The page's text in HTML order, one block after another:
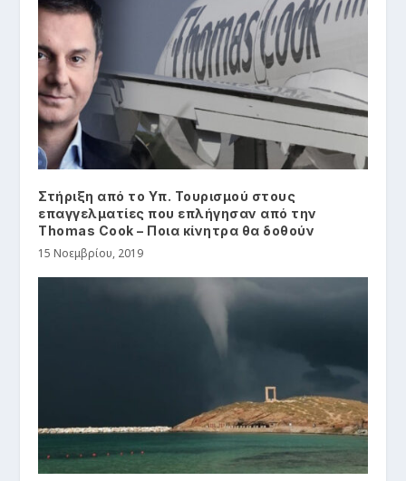
Στήριξη από το Υπ. Τουρισμού στους
επαγγελματίες που επλήγησαν από την
Thomas Cook – Ποια κίνητρα θα δοθούν
15 Νοεμβρίου, 2019